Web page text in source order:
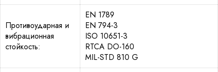
Противоударная и
вибрационная
стойкость:
EN 1789
EN 794-3
ISO 10651-3
RTCA DO-160
MIL-STD 810 G